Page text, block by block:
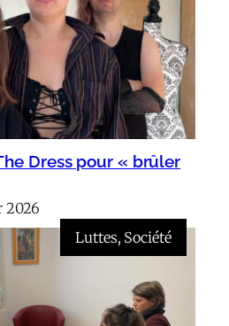
Dress pour « brûler
2026
Luttes, Société